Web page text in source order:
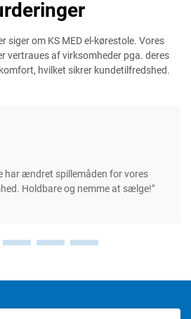
siger om KS MED el-kørestole. Vores
vertraues af virksomheder pga. deres
hvilket sikrer kundetilfredshed.
har ændret spillemåden for vores
Holdbare og nemme at sælge!"